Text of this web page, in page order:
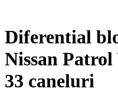
Diferential
Nissan Patrol
33 caneluri